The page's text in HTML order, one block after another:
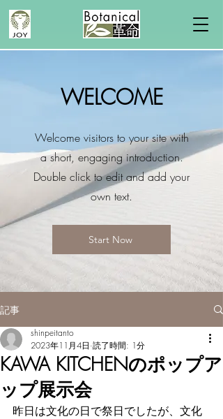
WELCOME
Welcome visitors to your site with
a short, engaging introduction.
Double click to edit and add your
own text.
Start Now
記事
KAWA KITCHENのポップア
ップ展示会
shinpeitanto
2023年11月4日 読了時間: 1分
昨日は文化の日で祭日でしたが、文化